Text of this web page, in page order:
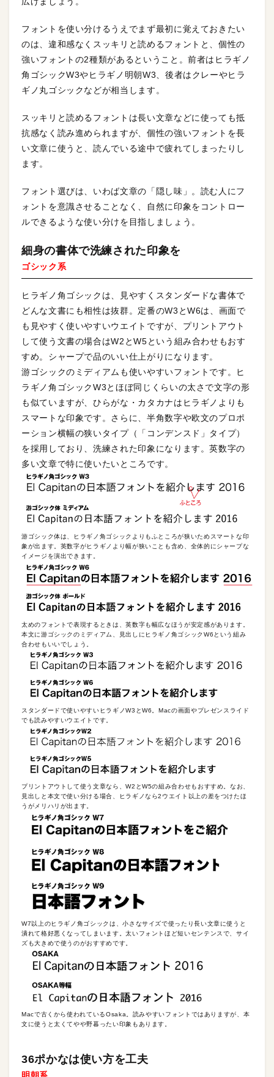
フォントを使い分けるうえでまず最初に覚えておきたい
のは、違和感なくスッキリと読めるフォントと、個性の
強いフォントの2種類があるということ。前者はヒラギノ
角ゴシックW3やヒラギノ明朝W3、後者はクレーやヒラ
ギノ丸ゴシックなどが相当します。
スッキリと読めるフォントは長い文章などに使っても抵
抗感なく読み進められますが、個性の強いフォントを長
い文章に使うと、読んでいる途中で疲れてしまったりし
ます。
フォント選びは、いわば文章の「隠し味」。読む人にフ
ォントを意識させることなく、自然に印象をコントロー
ルできるような使い分けを目指しましょう。
細身の書体で洗練された印象を
ゴシック系
ヒラギノ角ゴシックは、見やすくスタンダードな書体で
どんな文書にも相性は抜群。定番のW3とW6は、画面で
も見やすく使いやすいウエイトですが、プリントアウト
して使う文書の場合はW2とW5という組み合わせもおす
すめ。シャープで品のいい仕上がりになります。
游ゴシックのミディアムも使いやすいフォントです。ヒ
ラギノ角ゴシックW3とほぼ同じくらいの太さで文字の形
も似ていますが、ひらがな・カタカナはヒラギノよりも
スマートな印象です。さらに、半角数字や欧文のプロポ
ーション横幅の狭いタイプ（「コンデンスド」タイプ）
を採用しており、洗練された印象になります。英数字の
多い文章で特に使いたいところです。
游ゴシック体は、ヒラギノ角ゴシックよりもふところが狭いためスマートな印
象が出ます。英数字がヒラギノより幅が狭いことも含め、全体的にシャープな
イメージを演出できます。
太めのフォントで表現するときは、英数字も幅広なほうが安定感があります。
本文に游ゴシックのミディアム、見出しにヒラギノ角ゴシックW6という組み
合わせもいいでしょう。
スタンダードで使いやすいヒラギノW3とW6。Macの画面やプレゼンスライド
でも読みやすいウエイトです。
プリントアウトして使う文章なら、W2とW5の組み合わせもおすすめ。なお、
見出しと本文で使い分ける場合、ヒラギノなら2ウエイト以上の差をつけたほ
うがメリハリが出ます。
W7以上のヒラギノ角ゴシックは、小さなサイズで使ったり長い文章に使うと
潰れて格好悪くなってしまいます。太いフォントほど短いセンテンスで、サイ
ズも大きめで使うのがおすすめです。
Macで古くから使われているOsaka。読みやすいフォントではありますが、本
文に使うと太くてやや野暮ったい印象もあります。
36ポかなは使い方を工夫
明朝系